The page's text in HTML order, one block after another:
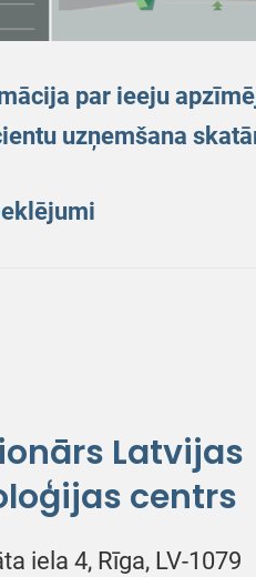
par ieeju
uzņemšana
Latvijas
centrs
iela 4, Rīga, LV-1079